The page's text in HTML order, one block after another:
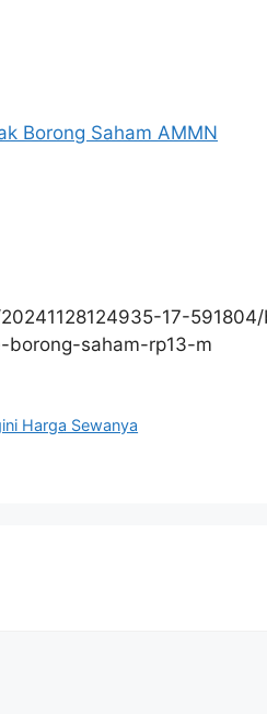
Borong Saham AMMN
17-
borong-saham-rp13-m
Harga Sewanya